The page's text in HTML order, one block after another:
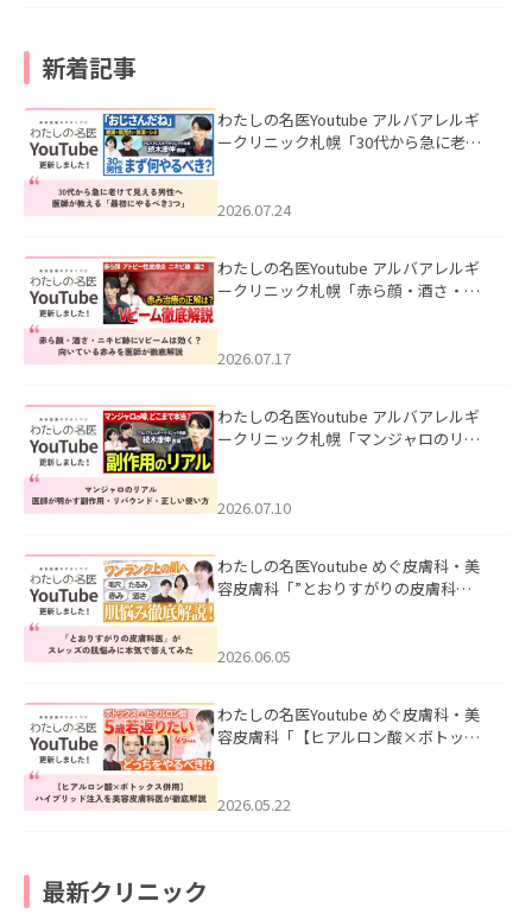
新着記事
わたしの名医Youtube アルバアレルギ
ークリニック札幌「30代から急に老け
た。
2026.07.24
わたしの名医Youtube アルバアレルギ
ークリニック札幌「赤ら顔・酒さ・ニ
した。
2026.07.17
わたしの名医Youtube アルバアレルギ
ークリニック札幌「マンジャロのリア
た。
2026.07.10
わたしの名医Youtube めぐ皮膚科・美
容皮膚科「”とおりすがりの皮膚科
2026.06.05
わたしの名医Youtube めぐ皮膚科・美
容皮膚科「【ヒアルロン酸×ボトック
た。
2026.05.22
最新クリニック